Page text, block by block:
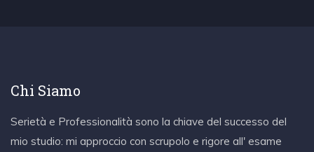
Chi Siamo
Serietà e Professionalità sono la chiave del successo del
mio studio: mi approccio con scrupolo e rigore all' esame